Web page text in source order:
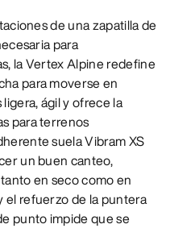
de una zapatilla de
para
la Vertex Alpine redefine
para moverse en
ágil y ofrece la
para terrenos
suela Vibram XS
un buen canteo,
en seco como en
el refuerzo de la puntera
punto impide que se